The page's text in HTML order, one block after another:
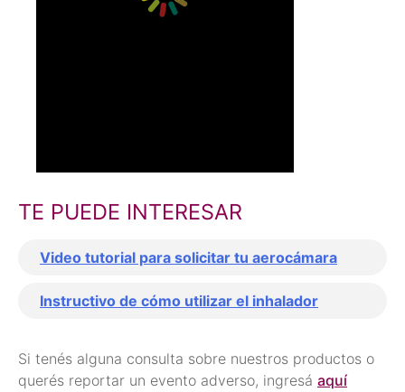
TE PUEDE INTERESAR
Video tutorial para solicitar tu aerocámara
Instructivo de cómo utilizar el inhalador
Si tenés alguna consulta sobre nuestros productos o
querés reportar un evento adverso, ingresá aquí